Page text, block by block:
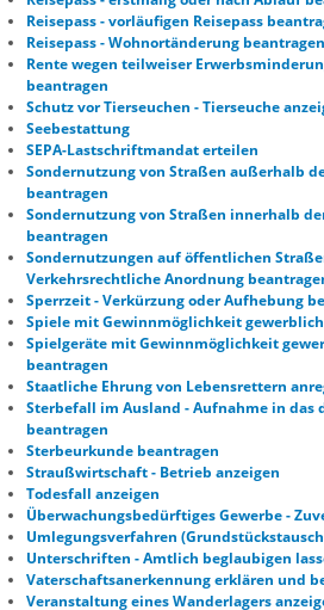
Reisepass - vorläufigen Reisepass
Reisepass - Wohnortänderung beantragen
Rente wegen teilweiser
beantragen
Schutz vor Tierseuchen - Tierseuche
Seebestattung
SEPA-Lastschriftmandat erteilen
Sondernutzung von Straßen außerhalb
beantragen
Sondernutzung von Straßen innerhalb
beantragen
Sondernutzungen auf öffentlichen
Verkehrsrechtliche Anordnung
Sperrzeit - Verkürzung oder Aufhebung
Spiele mit Gewinnmöglichkeit
Spielgeräte mit Gewinnmöglichkeit
beantragen
Staatliche Ehrung von Lebensrettern
Sterbefall im Ausland - Aufnahme in das
beantragen
Sterbeurkunde beantragen
Straußwirtschaft - Betrieb anzeigen
Todesfall anzeigen
Überwachungsbedürftiges Gewerbe -
Umlegungsverfahren
Unterschriften - Amtlich beglaubigen
Vaterschaftsanerkennung erklären und
Veranstaltung eines Wanderlagers